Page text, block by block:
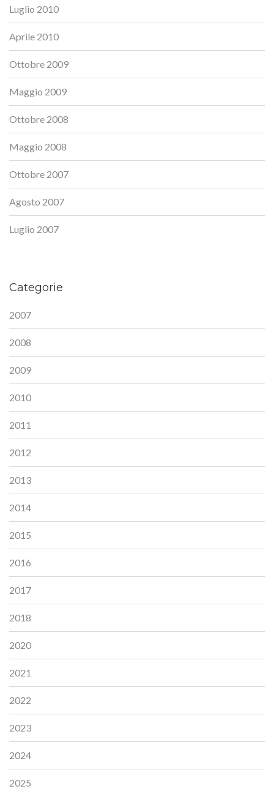
Luglio 2010
Aprile 2010
Ottobre 2009
Maggio 2009
Ottobre 2008
Maggio 2008
Ottobre 2007
Agosto 2007
Luglio 2007
Categorie
2007
2008
2009
2010
2011
2012
2013
2014
2015
2016
2017
2018
2020
2021
2022
2023
2024
2025